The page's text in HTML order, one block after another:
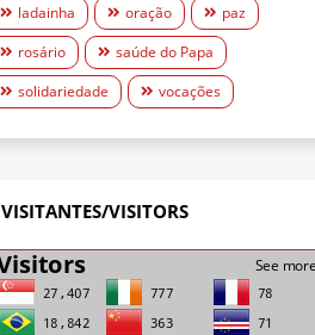
ladainha
oração
paz
rosário
saúde do Papa
solidariedade
vocações
VISITANTES/VISITORS